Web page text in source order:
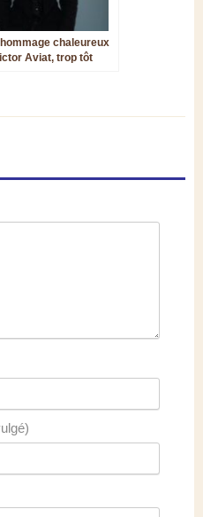
chaleureux
Aviat, trop tôt